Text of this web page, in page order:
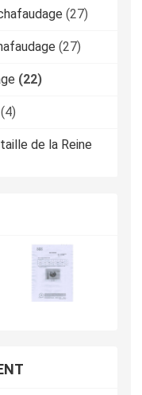
(27)
(27)
(22)
(4)
de la Reine